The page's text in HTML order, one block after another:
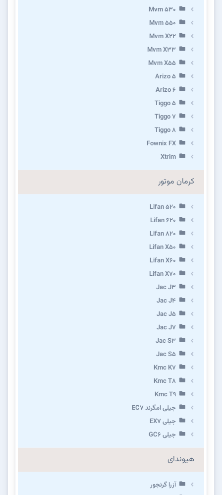
Mvm 530
Mvm 550
Mvm X22
Mvm X33
Mvm X55
Arizo 5
Arizo 6
Tiggo 5
Tiggo 7
Tiggo 8
Fownix FX
Xtrim
کرمان موتور
Lifan 520
Lifan 620
Lifan 820
Lifan X50
Lifan X60
Lifan X70
Jac J3
Jac J4
Jac J5
Jac J7
Jac S3
Jac S5
Kmc K7
Kmc T8
Kmc T9
جیلی امگرند EC7
جیلی EX7
جیلی GC6
هیوندای
آزرا گرنجور